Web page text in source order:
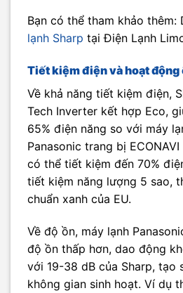
Bạn có thể tham khảo thêm:
lạnh Sharp tại Điện Lạnh
Tiết kiệm điện và hoạt động
Về khả năng tiết kiệm điện,
Tech Inverter kết hợp Eco,
65% điện năng so với máy
Panasonic trang bị
có thể tiết kiệm đến 70%
tiết kiệm năng lượng 5 sao,
chuẩn xanh của EU.
Về độ ồn, máy lạnh
độ ồn thấp hơn, dao động
với 19-38 dB của Sharp, tạo
không gian sinh hoạt. Ví dụ